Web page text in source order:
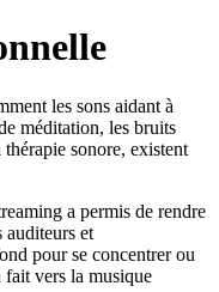
les sons aidant à
méditation, les bruits
sonore, existent
a permis de rendre
auditeurs et
pour se concentrer ou
fait vers la musique